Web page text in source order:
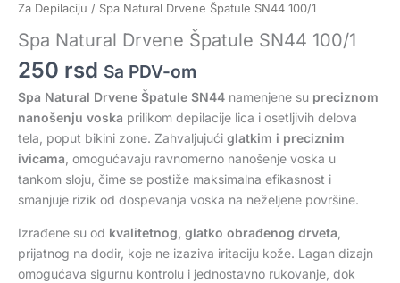
Za Depilaciju / Spa Natural Drvene Špatule SN44 100/1
Spa Natural Drvene Špatule SN44 100/1
250 rsd Sa PDV-om
Spa Natural Drvene Špatule SN44 namenjene su preciznom
nanošenju voska prilikom depilacije lica i osetljivih delova
tela, poput bikini zone. Zahvaljujući glatkim i preciznim
ivicama , omogućavaju ravnomerno nanošenje voska u
tankom sloju, čime se postiže maksimalna efikasnost i
smanjuje rizik od dospevanja voska na neželjene površine.
Izrađene su od kvalitetnog, glatko obrađenog drveta
prijatnog na dodir, koje ne izaziva iritaciju kože. Lagan dizajn
omogućava sigurnu kontrolu i jednostavno rukovanje, dok